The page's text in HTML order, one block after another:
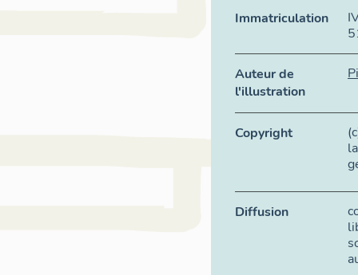
Immatriculation
Auteur de
l'illustration
Copyright
Diffusion